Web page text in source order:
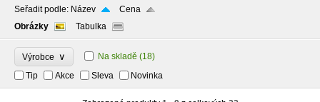
Seřadit podle: Název
Cena
Obrázky
Tabulka
Výrobce ∨ Na skladě (18)
Tip
Akce Sleva Novinka